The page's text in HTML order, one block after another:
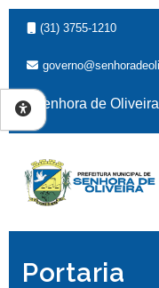
(31) 3755-1210
Senhora de
Portaria